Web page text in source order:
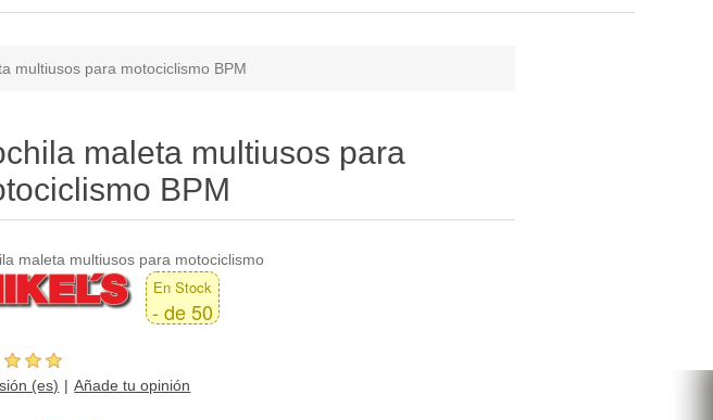
multiusos para motociclismo BPM
maleta multiusos para
BPM
maleta multiusos para motociclismo
En Stock
- de 50
(es) Añade tu opinión